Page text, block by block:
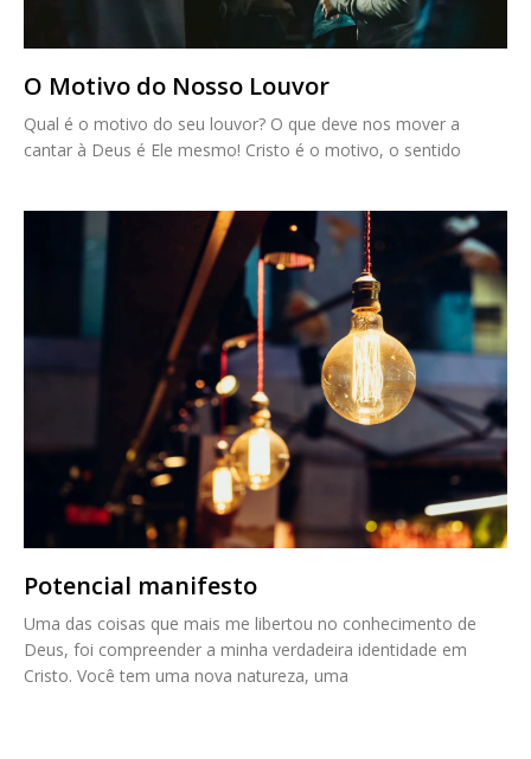
O Motivo do Nosso Louvor
Qual é o motivo do seu louvor? O que deve nos mover a
cantar à Deus é Ele mesmo! Cristo é o motivo, o sentido
Potencial manifesto
Uma das coisas que mais me libertou no conhecimento de
Deus, foi compreender a minha verdadeira identidade em
Cristo. Você tem uma nova natureza, uma